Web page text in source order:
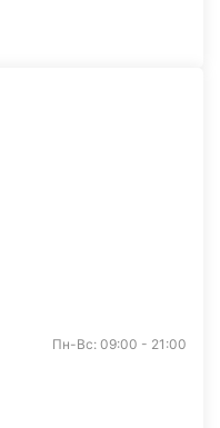
Пн-Вс: 09:00 - 21:00